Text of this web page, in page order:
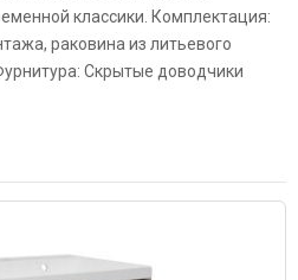
классики. Комплектация:
раковина из литьевого
Скрытые доводчики